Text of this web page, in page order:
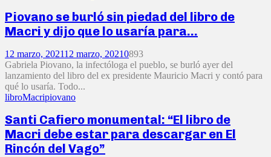
Piovano se burló sin piedad del libro de
Macri y dijo que lo usaría para…
12 marzo, 202112 marzo, 20210893
Gabriela Piovano, la infectóloga el pueblo, se burló ayer del
lanzamiento del libro del ex presidente Mauricio Macri y contó para
qué lo usaría. Todo...
libroMacripiovano
Santi Cafiero monumental: “El libro de
Macri debe estar para descargar en El
Rincón del Vago”